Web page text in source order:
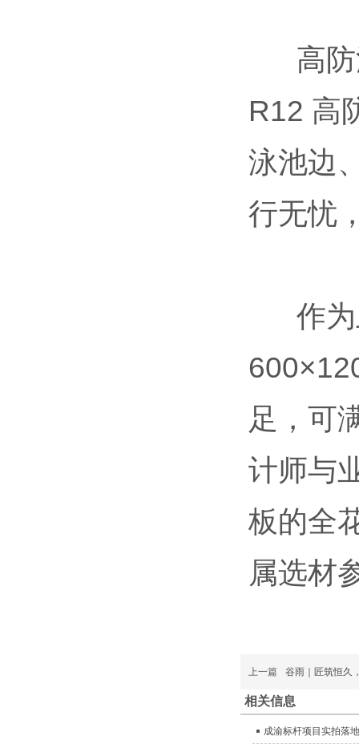
高
R12 高
泳池边
行无忧
作为
足，可
计师与
板的全
属选材
上一篇 谷雨｜匠筑恒久
相关信息